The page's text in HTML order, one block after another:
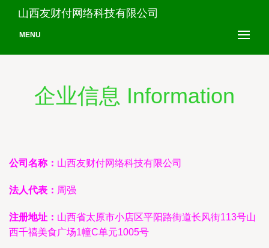
山西友财付网络科技有限公司
MENU
企业信息 Information
公司名称： 山西友财付网络科技有限公司
法人代表： 周强
注册地址： 山西省太原市小店区平阳路街道长风街113号山
西千禧美食广场1幢C单元1005号